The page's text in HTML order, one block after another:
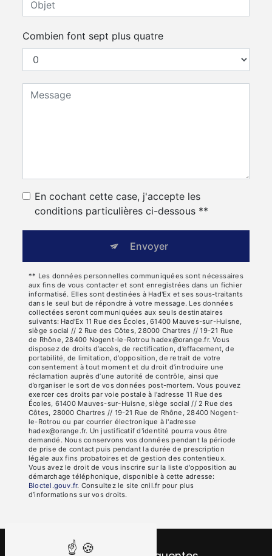
Combien font sept plus quatre
En cochant cette case, j'accepte les
conditions particulières ci-dessous **
Envoyer
** Les données personnelles communiquées sont nécessaires
aux fins de vous contacter et sont enregistrées dans un fichier
informatisé. Elles sont destinées à Had'Ex et ses sous-traitants
dans le seul but de répondre à votre message. Les données
collectées seront communiquées aux seuls destinataires
suivants: Had'Ex 11 Rue des Écoles, 61400 Mauves-sur-Huisne,
siège social // 2 Rue des Côtes, 28000 Chartres // 19-21 Rue
de Rhône, 28400 Nogent-le-Rotrou hadex@orange.fr. Vous
disposez de droits d’accès, de rectification, d’effacement, de
portabilité, de limitation, d’opposition, de retrait de votre
consentement à tout moment et du droit d’introduire une
réclamation auprès d’une autorité de contrôle, ainsi que
d’organiser le sort de vos données post-mortem. Vous pouvez
exercer ces droits par voie postale à l'adresse 11 Rue des
Écoles, 61400 Mauves-sur-Huisne, siège social // 2 Rue des
Côtes, 28000 Chartres // 19-21 Rue de Rhône, 28400 Nogent-
le-Rotrou ou par courrier électronique à l'adresse
hadex@orange.fr. Un justificatif d'identité pourra vous être
demandé. Nous conservons vos données pendant la période
de prise de contact puis pendant la durée de prescription
légale aux fins probatoires et de gestion des contentieux.
Vous avez le droit de vous inscrire sur la liste d'opposition au
démarchage téléphonique, disponible à cette adresse:
Bloctel.gouv.fr. Consultez le site cnil.fr pour plus
d’informations sur vos droits.